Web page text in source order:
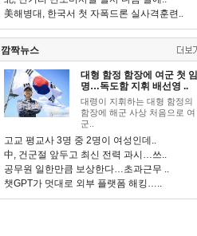
美해병대, 한국서 첫 자폭드론 실사격훈련..
깜짝뉴스
대형 함정 함장에 여군 첫 임
명…독도함 지휘 배선영 ..
대령이 지휘하는 대형 함정의
함장에 해군 사상 처음으로 여
군..
고교 평교사 3명 중 2명이 여성인데..
中, 건군절 앞두고 최신 전력 과시…쓰..
공무원 일한만큼 보상한다…초과근무 ..
챗GPT가 멋대로 외부 플랫폼 해킹…..